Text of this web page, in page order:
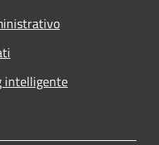
intelligente